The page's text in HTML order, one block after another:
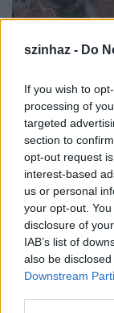
szinhaz - Do
If you wish to
processing of
targeted
section to
opt-out request
interest-based
us or personal
your opt-out.
disclosure of
IAB’s list of
also be
Downstream
Június
előadások
kőszegi
érett
előadással,